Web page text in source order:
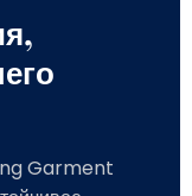
Garment